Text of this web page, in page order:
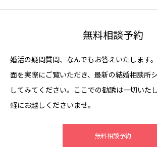
無料相談予約
婚活の疑問質問、なんでもお答えいたします
面を実際にご覧いただき、最新の結婚相談所
してみてください。ここでの勧誘は一切いた
軽にお越しくださいませ。
無料相談予約